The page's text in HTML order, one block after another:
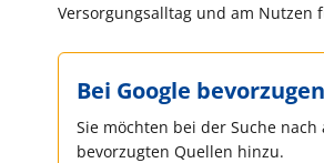
Versorgungsalltag und am Nutzen
Bei Google bevorzugen
Sie möchten bei der Suche
bevorzugten Quellen hinzu.